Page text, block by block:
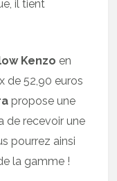
il tient
Kenzo en
de 52,90 euros
propose une
de recevoir une
pourrez ainsi
la gamme !